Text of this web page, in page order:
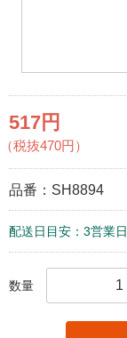
517円
（税抜470円）
品番： SH8894
配送日目安：3営業日
数量